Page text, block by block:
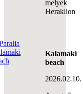
Heraklion
régiójában a
Kalamaki
2026.02.09.